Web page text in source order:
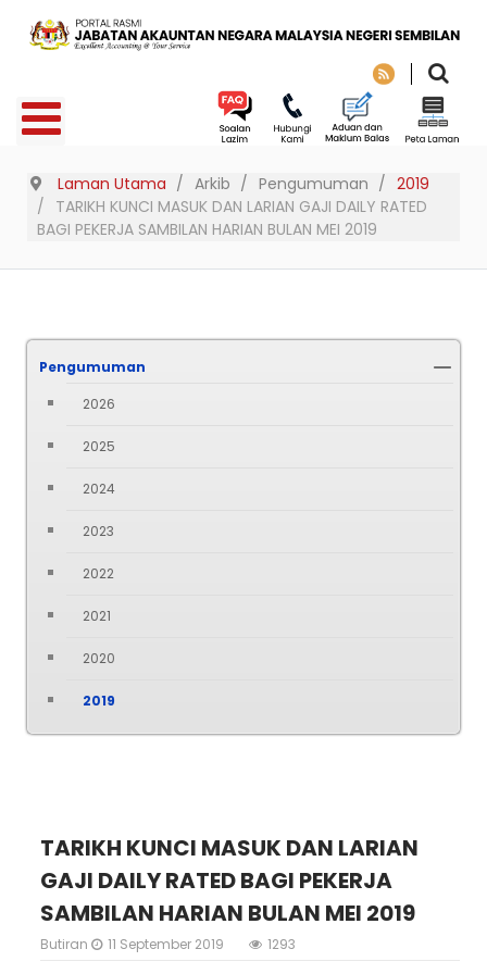
Laman Utama Arkib Pengumuman
2019
TARIKH KUNCI MASUK DAN LARIAN GAJI DAILY RATED
BAGI PEKERJA SAMBILAN HARIAN BULAN MEI 2019
Pengumuman
2026
2025
2024
2023
2022
2021
2020
2019
TARIKH KUNCI MASUK DAN LARIAN
GAJI DAILY RATED BAGI PEKERJA
SAMBILAN HARIAN BULAN MEI 2019
Butiran 11 September 2019 1293